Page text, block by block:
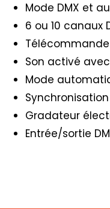
Mode DMX et
6 ou 10 canaux
Son activé
Mode
Gradateur
Entrée/sortie